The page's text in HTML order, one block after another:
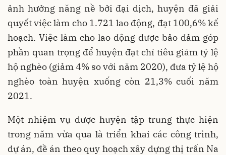
ảnh hưởng năng nề bởi đại dịch, huyện đã giải
quyết việc làm cho 1.721 lao động, đạt 100,6% kế
hoạch. Việc làm cho lao động được bảo đảm góp
phần quan trọng để huyện đạt chỉ tiêu giảm tỷ lệ
hộ nghèo (giảm 4% so với năm 2020), đưa tỷ lệ hộ
nghèo toàn huyện xuống còn 21,3% cuối năm
2021.
Một nhiệm vụ được huyện tập trung thực hiện
trong năm vừa qua là triển khai các công trình,
dự án, đề án theo quy hoạch xây dựng thị trấn Na